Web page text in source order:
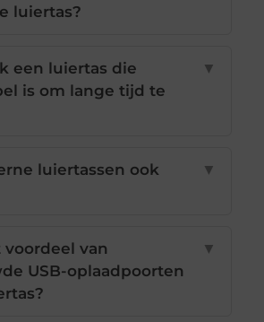
luiertas?
een luiertas die
is om lange tijd te
▼
luiertassen ook
▼
voordeel van
USB-oplaadpoorten
▼